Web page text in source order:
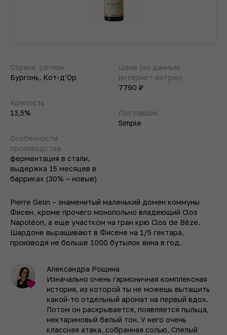
Страна, регион
Бургонь, Кот-д’Ор
Крепость
13,5%
Особенности
производства
ферментация в стали,
выдержка 15 месяцев в
барриках (30% – новые)
Цена (по данным
интернет-витрин)
7790 ₽
Поставщик
Simple
Pierre Gelin – знаменитый маленький домен коммуны
Фисен, кроме прочего монопольно владеющий Clos
Napoléon, а еще участком на гран крю Clos de Bèze.
Шардоне выращивают в Фисене на 1/5 гектара,
производя не больше 1000 бутылок вина в год.
Александра Рощина
Изначально очень гармоничная комплексная
история, из которой ты не можешь вытащить
какой-то отдельный аромат на первый вдох.
Потом он раскрывается, появляется пыльца,
нектариновый белый тон. У него очень
классная атака, собранная солью. Спелый